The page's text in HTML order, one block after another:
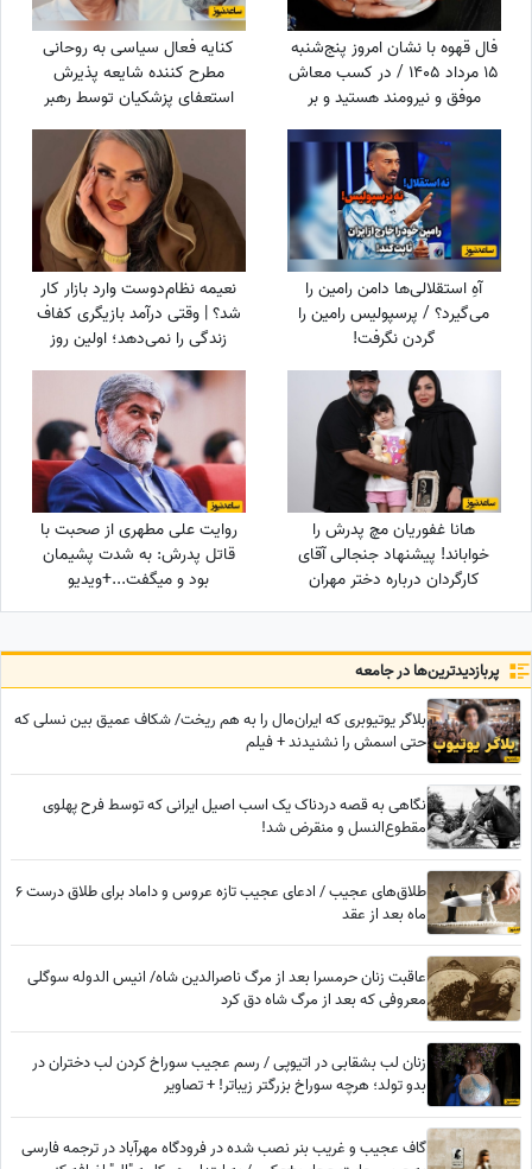
فال قهوه با نشان امروز پنج‌شنبه
15 مرداد 1405 / در کسب معاش
موفق و نیرومند هستید و بر
دشمنان غلبه می‌کنید مخصوصا
بر ...
کنایه فعال سیاسی به روحانی
مطرح کننده شایعه پذیرش
استعفای پزشکیان توسط رهبر
انقلاب: چرا از حمله دشمن به
بیت رهبری جلوگیری نکردی؟
آهِ استقلالی‌ها دامن رامین را
می‌گیرد؟ / پرسپولیس رامین را
گردن نگرفت!
نعیمه نظام‌دوست وارد بازار کار
شد؟ | وقتی درآمد بازیگری کفاف
زندگی را نمی‌دهد؛ اولین روز
کارگری نعیمه نظام‌دوست در
کارگاه کابینت‌سازی!
هانا غفوریان مچ پدرش را
خواباند! پیشنهاد جنجالی آقای
کارگردان درباره دختر مهران
غفوریان که او را به تأمل
روایت علی مطهری از صحبت با
قاتل پدرش: به شدت پشیمان
بود و میگفت...+ویدیو
پربازدید‌ترین‌ها در جامعه
بلاگر یوتیوبری که ایران‌مال را به هم ریخت/ شکاف عمیق بین نسلی که
حتی اسمش را نشنیدند + فیلم
نگاهی به قصه دردناک یک اسب اصیل ایرانی که توسط فرح پهلوی
مقطوع‌النسل و منقرض شد!
طلاق‌های عجیب / ادعای عجیب تازه عروس و داماد برای طلاق درست 6
ماه بعد از عقد
عاقبت زنان حرمسرا بعد از مرگ ناصرالدین شاه/ انیس الدوله سوگلی
معروفی که بعد از مرگ شاه دق کرد
زنان لب بشقابی در اتیوپی / رسم عجیب سوراخ کردن لب دختران در
بدو تولد؛ هرچه سوراخ بزرگتر زیباتر! + تصاویر
گاف عجیب و غریب بنر نصب شده در فرودگاه مهرآباد در ترجمه فارسی